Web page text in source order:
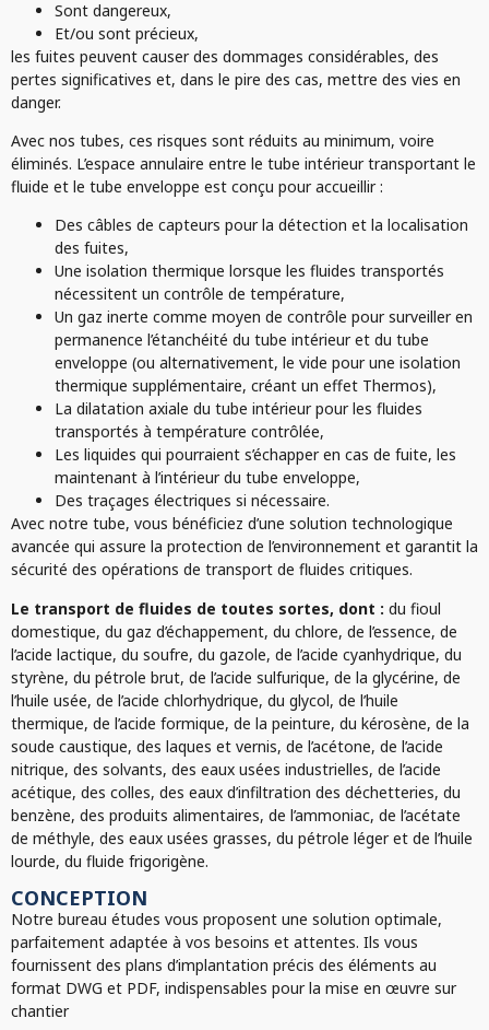
Sont dangereux,
Et/ou sont précieux,
les fuites peuvent causer des dommages considérables, des
pertes significatives et, dans le pire des cas, mettre des vies en
danger.
Avec nos tubes, ces risques sont réduits au minimum, voire
éliminés. L’espace annulaire entre le tube intérieur transportant le
fluide et le tube enveloppe est conçu pour accueillir :
Des câbles de capteurs pour la détection et la localisation
des fuites,
Une isolation thermique lorsque les fluides transportés
nécessitent un contrôle de température,
Un gaz inerte comme moyen de contrôle pour surveiller en
permanence l’étanchéité du tube intérieur et du tube
enveloppe (ou alternativement, le vide pour une isolation
thermique supplémentaire, créant un effet Thermos),
La dilatation axiale du tube intérieur pour les fluides
transportés à température contrôlée,
Les liquides qui pourraient s’échapper en cas de fuite, les
maintenant à l’intérieur du tube enveloppe,
Des traçages électriques si nécessaire.
Avec notre tube, vous bénéficiez d’une solution technologique
avancée qui assure la protection de l’environnement et garantit la
sécurité des opérations de transport de fluides critiques.
Le transport de fluides de toutes sortes, dont : du fioul
domestique, du gaz d’échappement, du chlore, de l’essence, de
l’acide lactique, du soufre, du gazole, de l’acide cyanhydrique, du
styrène, du pétrole brut, de l’acide sulfurique, de la glycérine, de
l’huile usée, de l’acide chlorhydrique, du glycol, de l’huile
thermique, de l’acide formique, de la peinture, du kérosène, de la
soude caustique, des laques et vernis, de l’acétone, de l’acide
nitrique, des solvants, des eaux usées industrielles, de l’acide
acétique, des colles, des eaux d’infiltration des déchetteries, du
benzène, des produits alimentaires, de l’ammoniac, de l’acétate
de méthyle, des eaux usées grasses, du pétrole léger et de l’huile
lourde, du fluide frigorigène.
CONCEPTION
Notre bureau études vous proposent une solution optimale,
parfaitement adaptée à vos besoins et attentes. Ils vous
fournissent des plans d’implantation précis des éléments au
format DWG et PDF, indispensables pour la mise en œuvre sur
chantier